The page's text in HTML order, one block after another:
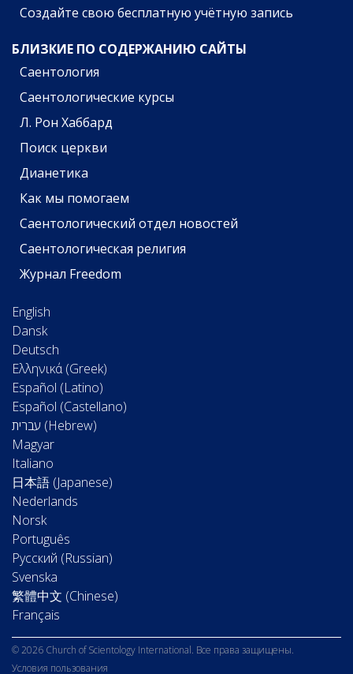
Создайте свою бесплатную учётную запись
БЛИЗКИЕ ПО СОДЕРЖАНИЮ САЙТЫ
Саентология
Саентологические курсы
Л. Рон Хаббард
Поиск церкви
Дианетика
Как мы помогаем
Саентологический отдел новостей
Саентологическая религия
Журнал Freedom
English
Dansk
Deutsch
Ελληνικά (Greek)
Español (Latino)
Español (Castellano)
Magyar
Italiano
日本語 (Japanese)
Nederlands
Norsk
Português
Русский (Russian)
Svenska
繁體中文 (Chinese)
Français
© 2026 Church of Scientology International. Все права защищены.
Условия пользования